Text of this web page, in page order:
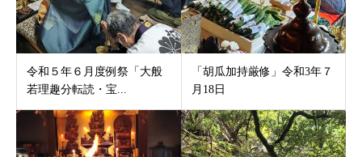
令和５年６月度例祭「大般
若理趣分転読・宝...
「胡瓜加持厳修」令和3年７
月18日